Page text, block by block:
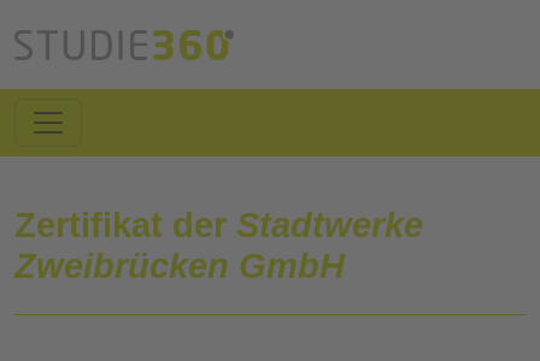
Zertifikat der Stadtwerke
Zweibrücken GmbH